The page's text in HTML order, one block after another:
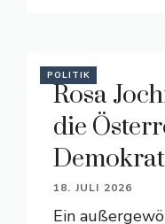
POLITIK
Rosa
die
18. JULI 2026
Ein